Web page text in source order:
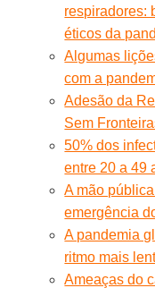
respiradores:
éticos da
Algumas
com a
Adesão da
Sem
50% dos
entre 20 a 49
A mão
emergência
A pandemia
ritmo mais
Ameaças do